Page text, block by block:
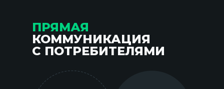
ПРЯМАЯ
КОММУНИКАЦИЯ
С ПОТРЕБИТЕЛЯМИ